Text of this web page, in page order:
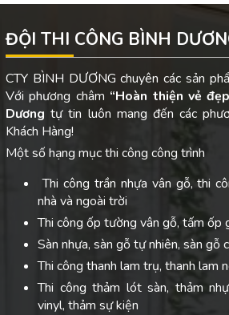
ĐỘI THI CÔNG BÌNH
CTY BÌNH DƯƠNG chuyên các sản
Với phương châm “Hoàn thiện vẻ
Dươngtự tin luôn mang đến các
Khách Hàng!
Một số hạng mục thi công công trình
Thi công trần nhựa vân gỗ, thi
nhà và ngoài trời
Thi công ốp tường vân gỗ, tấm ốp
Sàn nhựa, sàn gỗ tự nhiên, sàn gỗ
Thi công thanh lam trụ, thanh lam
Thi công thảm lót sàn, thảm
vinyl, thảm sự kiện